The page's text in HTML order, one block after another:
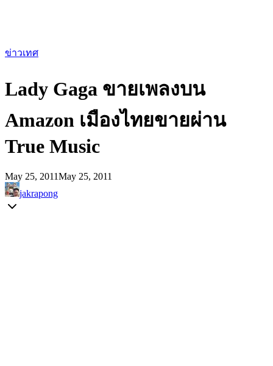
ข่าวเทศ
Lady Gaga ขายเพลงบน
Amazon เมืองไทยขายผ่าน
True Music
May 25, 2011May 25, 2011
jakrapong